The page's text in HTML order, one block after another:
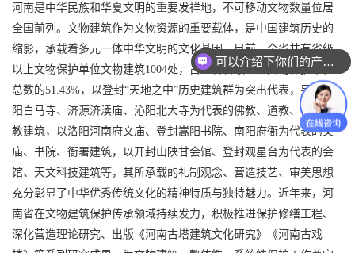
河南是中华民族和华夏文明的重要发祥地，不可移动文物数量位居
全国前列。文物建筑作为文物资源的重要载体，是中国建筑历史的
缩影，承载着多元一体中华文明的文化基因。目前，全省共有省级
以上文物保护单位文物建筑1004处，占全省省级以上文物保护单位
总数的51.43%，以登封“天地之中”历史建筑群为突出代表，另以洛
阳白马寺、济源济渎庙、沁阳北大寺为代表的佛教、道教、伊斯兰
教建筑，以洛阳河南府文庙、登封嵩阳书院、南阳府衙为代表的文
庙、书院、衙署建筑，以开封山陕甘会馆、登封观星台为代表的会
馆、天文科技建筑等，其所承载的礼制观念、营造技艺、审美思想
充分彰显了中华优秀传统文化的精神特质与独特魅力。近年来，河
南省在文物建筑保护传承领域持续发力，积极推进保护修缮工程、
深化营造理论研究、出版《河南古塔建筑文化研究》《河南古戏
可以介绍下你们的产品么？